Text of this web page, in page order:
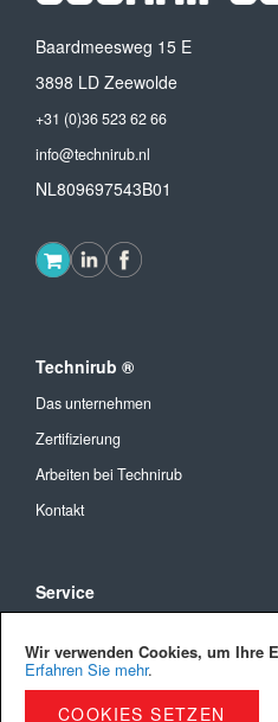
Wir verwenden Cookies, um Ihre
Erfahren Sie mehr.
COOKIES SETZEN
Baardmeesweg 15 E
3898 LD Zeewolde
+31 (0)36 523 62 66
info@technirub.nl
NL809697543B01
Technirub ®
Das unternehmen
Zertifizierung
Arbeiten bei Technirub
Kontakt
Service
Versandkosten und Lieferung